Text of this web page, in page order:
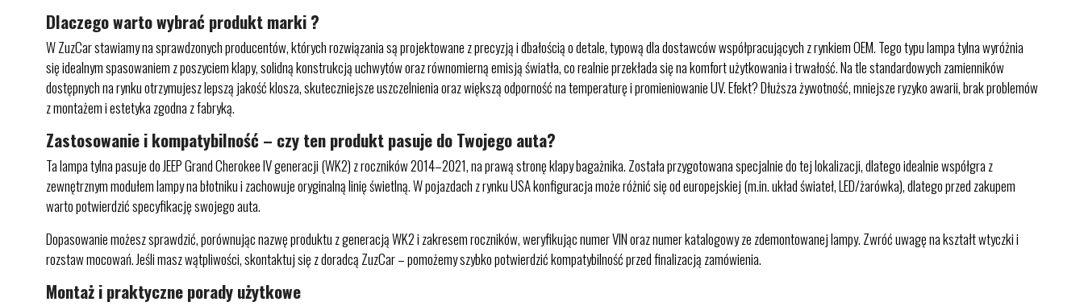
Dlaczego warto wybrać produkt marki ?
W ZuzCar stawiamy na sprawdzonych producentów, których rozwiązania są projektowane z precyzją i dbałością o detale, typową dla dostawców współpracujących z rynkiem OEM. Tego typu lampa tylna wyróżnia
się idealnym spasowaniem z poszyciem klapy, solidną konstrukcją uchwytów oraz równomierną emisją światła, co realnie przekłada się na komfort użytkowania i trwałość. Na tle standardowych zamienników
dostępnych na rynku otrzymujesz lepszą jakość klosza, skuteczniejsze uszczelnienia oraz większą odporność na temperaturę i promieniowanie UV. Efekt? Dłuższa żywotność, mniejsze ryzyko awarii, brak problemów
z montażem i estetyka zgodna z fabryką.
Zastosowanie i kompatybilność – czy ten produkt pasuje do Twojego auta?
Ta lampa tylna pasuje do JEEP Grand Cherokee IV generacji (WK2) z roczników 2014–2021, na prawą stronę klapy bagażnika. Została przygotowana specjalnie do tej lokalizacji, dlatego idealnie współgra z
zewnętrznym modułem lampy na błotniku i zachowuje oryginalną linię świetlną. W pojazdach z rynku USA konfiguracja może różnić się od europejskiej (m.in. układ świateł, LED/żarówka), dlatego przed zakupem
warto potwierdzić specyfikację swojego auta.
Dopasowanie możesz sprawdzić, porównując nazwę produktu z generacją WK2 i zakresem roczników, weryfikując numer VIN oraz numer katalogowy ze zdemontowanej lampy. Zwróć uwagę na kształt wtyczki i
rozstaw mocowań. Jeśli masz wątpliwości, skontaktuj się z doradcą ZuzCar – pomożemy szybko potwierdzić kompatybilność przed finalizacją zamówienia.
Montaż i praktyczne porady użytkowe